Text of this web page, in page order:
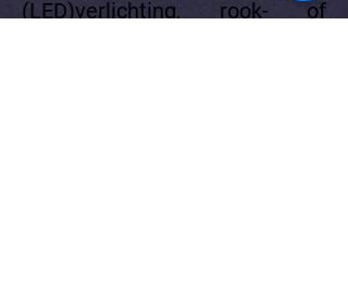
(LED)verlichting, rook- of